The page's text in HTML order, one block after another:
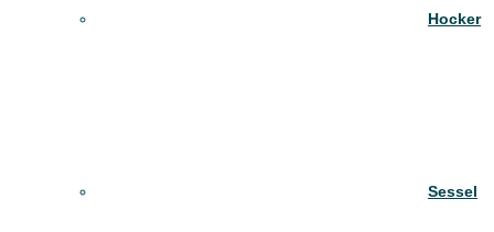
Hocker
Sessel